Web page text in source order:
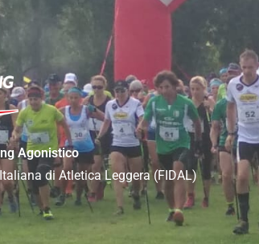
Agonistico
di Atletica Leggera (FIDAL)